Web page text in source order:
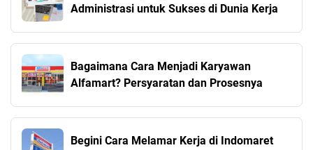
Administrasi untuk Sukses di Dunia Kerja
Bagaimana Cara Menjadi Karyawan
Alfamart? Persyaratan dan Prosesnya
Begini Cara Melamar Kerja di Indomaret